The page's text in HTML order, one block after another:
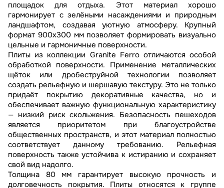
площадок для отдыха. Этот материал хорошо
гармонирует с зелёными насаждениями и природным
ландшафтом, создавая уютную атмосферу. Крупный
формат 900х300 мм позволяет формировать визуально
цельные и гармоничные поверхности.
Плиты из коллекции Granite Ferro отличаются особой
обработкой поверхности. Применение металлических
щёток или дробеструйной технологии позволяет
создать рельефную и шершавую текстуру. Это не только
придаёт покрытию декоративные качества, но и
обеспечивает важную функциональную характеристику
— низкий риск скольжения. Безопасность пешеходов
является приоритетом при благоустройстве
общественных пространств, и этот материал полностью
соответствует данному требованию. Рельефная
поверхность также устойчива к истиранию и сохраняет
свой вид надолго.
Толщина 80 мм гарантирует высокую прочность и
долговечность покрытия. Плиты относятся к группе